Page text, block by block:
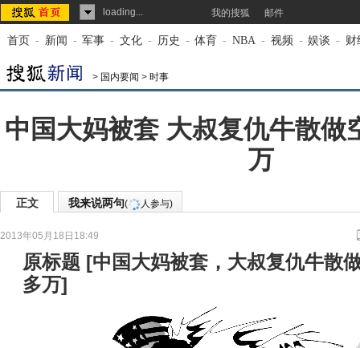
loading... 我的搜狐 邮件
首页 - 新闻 - 军事 - 文化 - 历史 - 体育 - NBA - 视频 - 娱谈 - 财
> 国内要闻 > 时事
中国大妈被套 大叔复仇牛散做
万
正文 我来说两句( 人参与)
2013年05月18日18:49
来源：大河网-大河报
原标题 [中国大妈被套，大叔复仇牛散
多万]